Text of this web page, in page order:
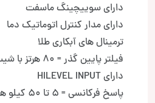
دارای سوییچینگ ماسفت
دارای مدار کنترل اتوماتیک دما
ترمینال های آبکاری طلا
فیلتر پایین گذر = 80 هرتز با شیب کات 18 دسیبل بر اکتاو
دارای HILEVEL INPUT
پاسخ فرکانسی = 5 تا 50 کیلو هرتز